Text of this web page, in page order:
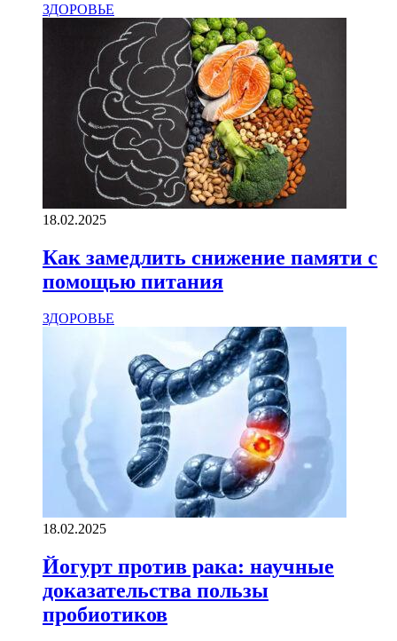
ЗДОРОВЬЕ
18.02.2025
Как замедлить снижение памяти с
помощью питания
ЗДОРОВЬЕ
18.02.2025
Йогурт против рака: научные
доказательства пользы
пробиотиков